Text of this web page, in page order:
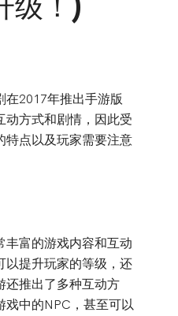
级！)
在2017年推出手游版
动方式和剧情，因此受
特点以及玩家需要注意
丰富的游戏内容和互动
以提升玩家的等级，还
还推出了多种互动方
戏中的NPC，甚至可以